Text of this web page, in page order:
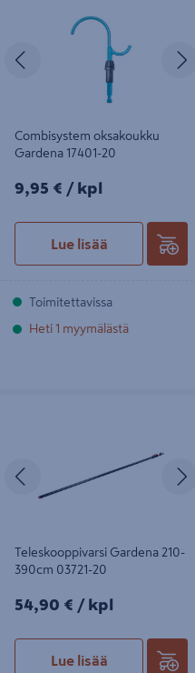
Combisystem oksakoukku
Gardena 17401-20
9,95€/kpl
9,95 € / kpl
Lue lisää
Toimitettavissa
Heti 1 myymälästä
Teleskooppivarsi Gardena 210-
390cm 03721-20
54,90€/kpl
54,90 € / kpl
Lue lisää